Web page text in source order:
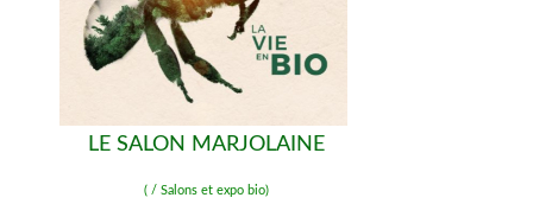
LE SALON MARJOLAINE
( / Salons et expo bio)